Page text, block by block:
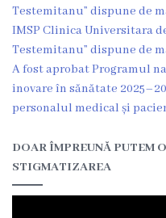
Testemitanu” dispune de
IMSP Clinica Universitara
Testemitanu” dispune de
A fost aprobat Programul
inovare în sănătate
personalul medical și
DOAR ÎMPREUNĂ PUTEM
STIGMATIZAREA